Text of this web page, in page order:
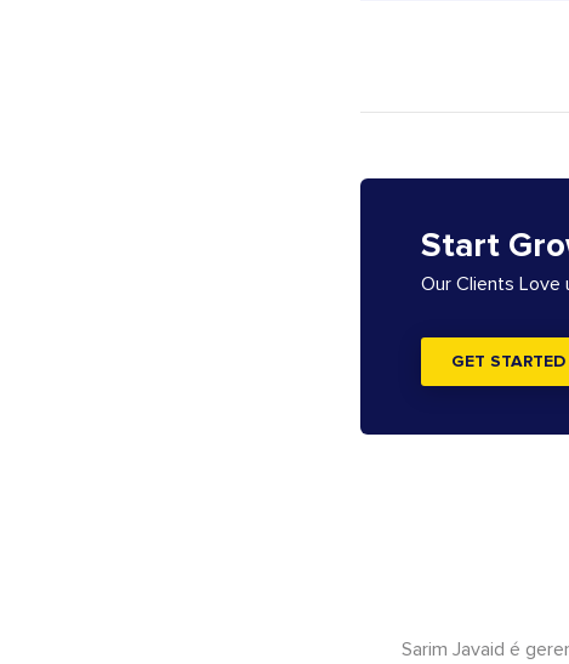
Start
Our Clients Love
GET STARTED
Sarim Javaid é